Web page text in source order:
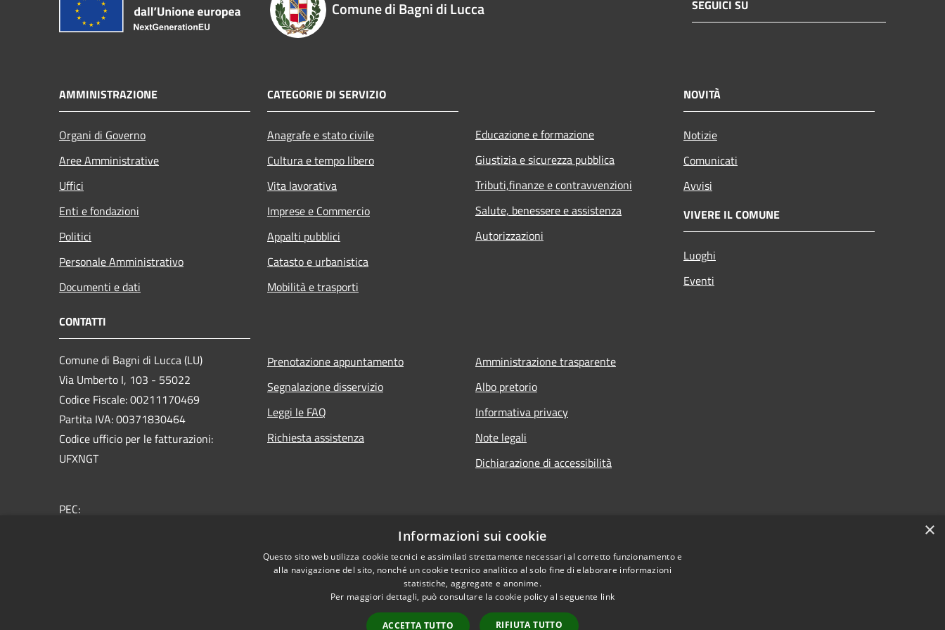
Comune di Bagni di Lucca SEGUICI SU
AMMINISTRAZIONE
Organi di Governo
Aree Amministrative
Uffici
Enti e fondazioni
Politici
Personale Amministrativo
Documenti e dati
CATEGORIE DI SERVIZIO
Anagrafe e stato civile
Cultura e tempo libero
Vita lavorativa
Imprese e Commercio
Appalti pubblici
Catasto e urbanistica
Mobilità e trasporti
Educazione e formazione
Giustizia e sicurezza pubblica
Tributi,finanze e contravvenzioni
Salute, benessere e assistenza
Autorizzazioni
NOVITÀ
Notizie
Comunicati
Avvisi
VIVERE IL COMUNE
Luoghi
Eventi
CONTATTI
Comune di Bagni di Lucca (LU)
Via Umberto I, 103 - 55022
Codice Fiscale: 00211170469
Partita IVA: 00371830464
Codice ufficio per le fatturazioni:
UFXNGT
PEC:
Prenotazione appuntamento
Segnalazione disservizio
Leggi le FAQ
Richiesta assistenza
Amministrazione trasparente
Albo pretorio
Informativa privacy
Note legali
Dichiarazione di accessibilità
×
Informazioni sui cookie
Questo sito web utilizza cookie tecnici e assimilati strettamente necessari al corretto funzionamento e
alla navigazione del sito, nonché un cookie tecnico analitico al solo fine di elaborare informazioni
statistiche, aggregate e anonime.
Per maggiori dettagli, può consultare la cookie policy al seguente link
ACCETTA TUTTO RIFIUTA TUTTO